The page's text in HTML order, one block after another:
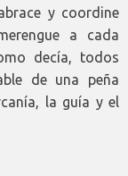
y coordine
a cada
decía, todos
de una peña
la guía y el